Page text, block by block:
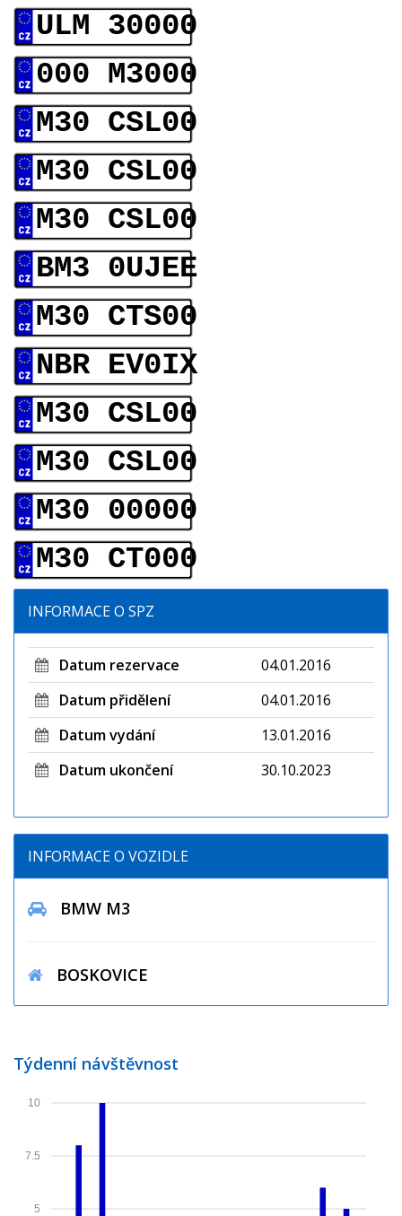
ULM 30000
000 M3000
M30 CSL00
M30 CSL00
M30 CSL00
BM3 0UJEE
M30 CTS00
NBR EV0IX
M30 CSL00
M30 CSL00
M30 00000
M30 CT000
INFORMACE O SPZ
Datum rezervace
04.01.2016
Datum přidělení
04.01.2016
Datum vydání
13.01.2016
Datum ukončení
30.10.2023
INFORMACE O VOZIDLE
BMW M3
BOSKOVICE
Týdenní návštěvnost
5
7.5
10